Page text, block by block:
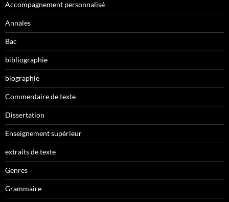
Accompagnement personnalisé
Annales
Bac
bibliographie
biographie
Commentaire de texte
Dissertation
Enseignement supérieur
extraits de texte
Genres
Grammaire